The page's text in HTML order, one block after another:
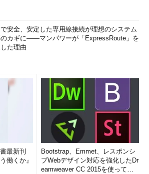
安全、安定した専用線接続が理想のシステム
カギに――マンパワーが「ExpressRoute」を
た理由
最新刊
働くか』
Bootstrap、Emmet、レスポンシ
ブWebデザイン対応を強化したDr
eamweaver CC 2015を使って